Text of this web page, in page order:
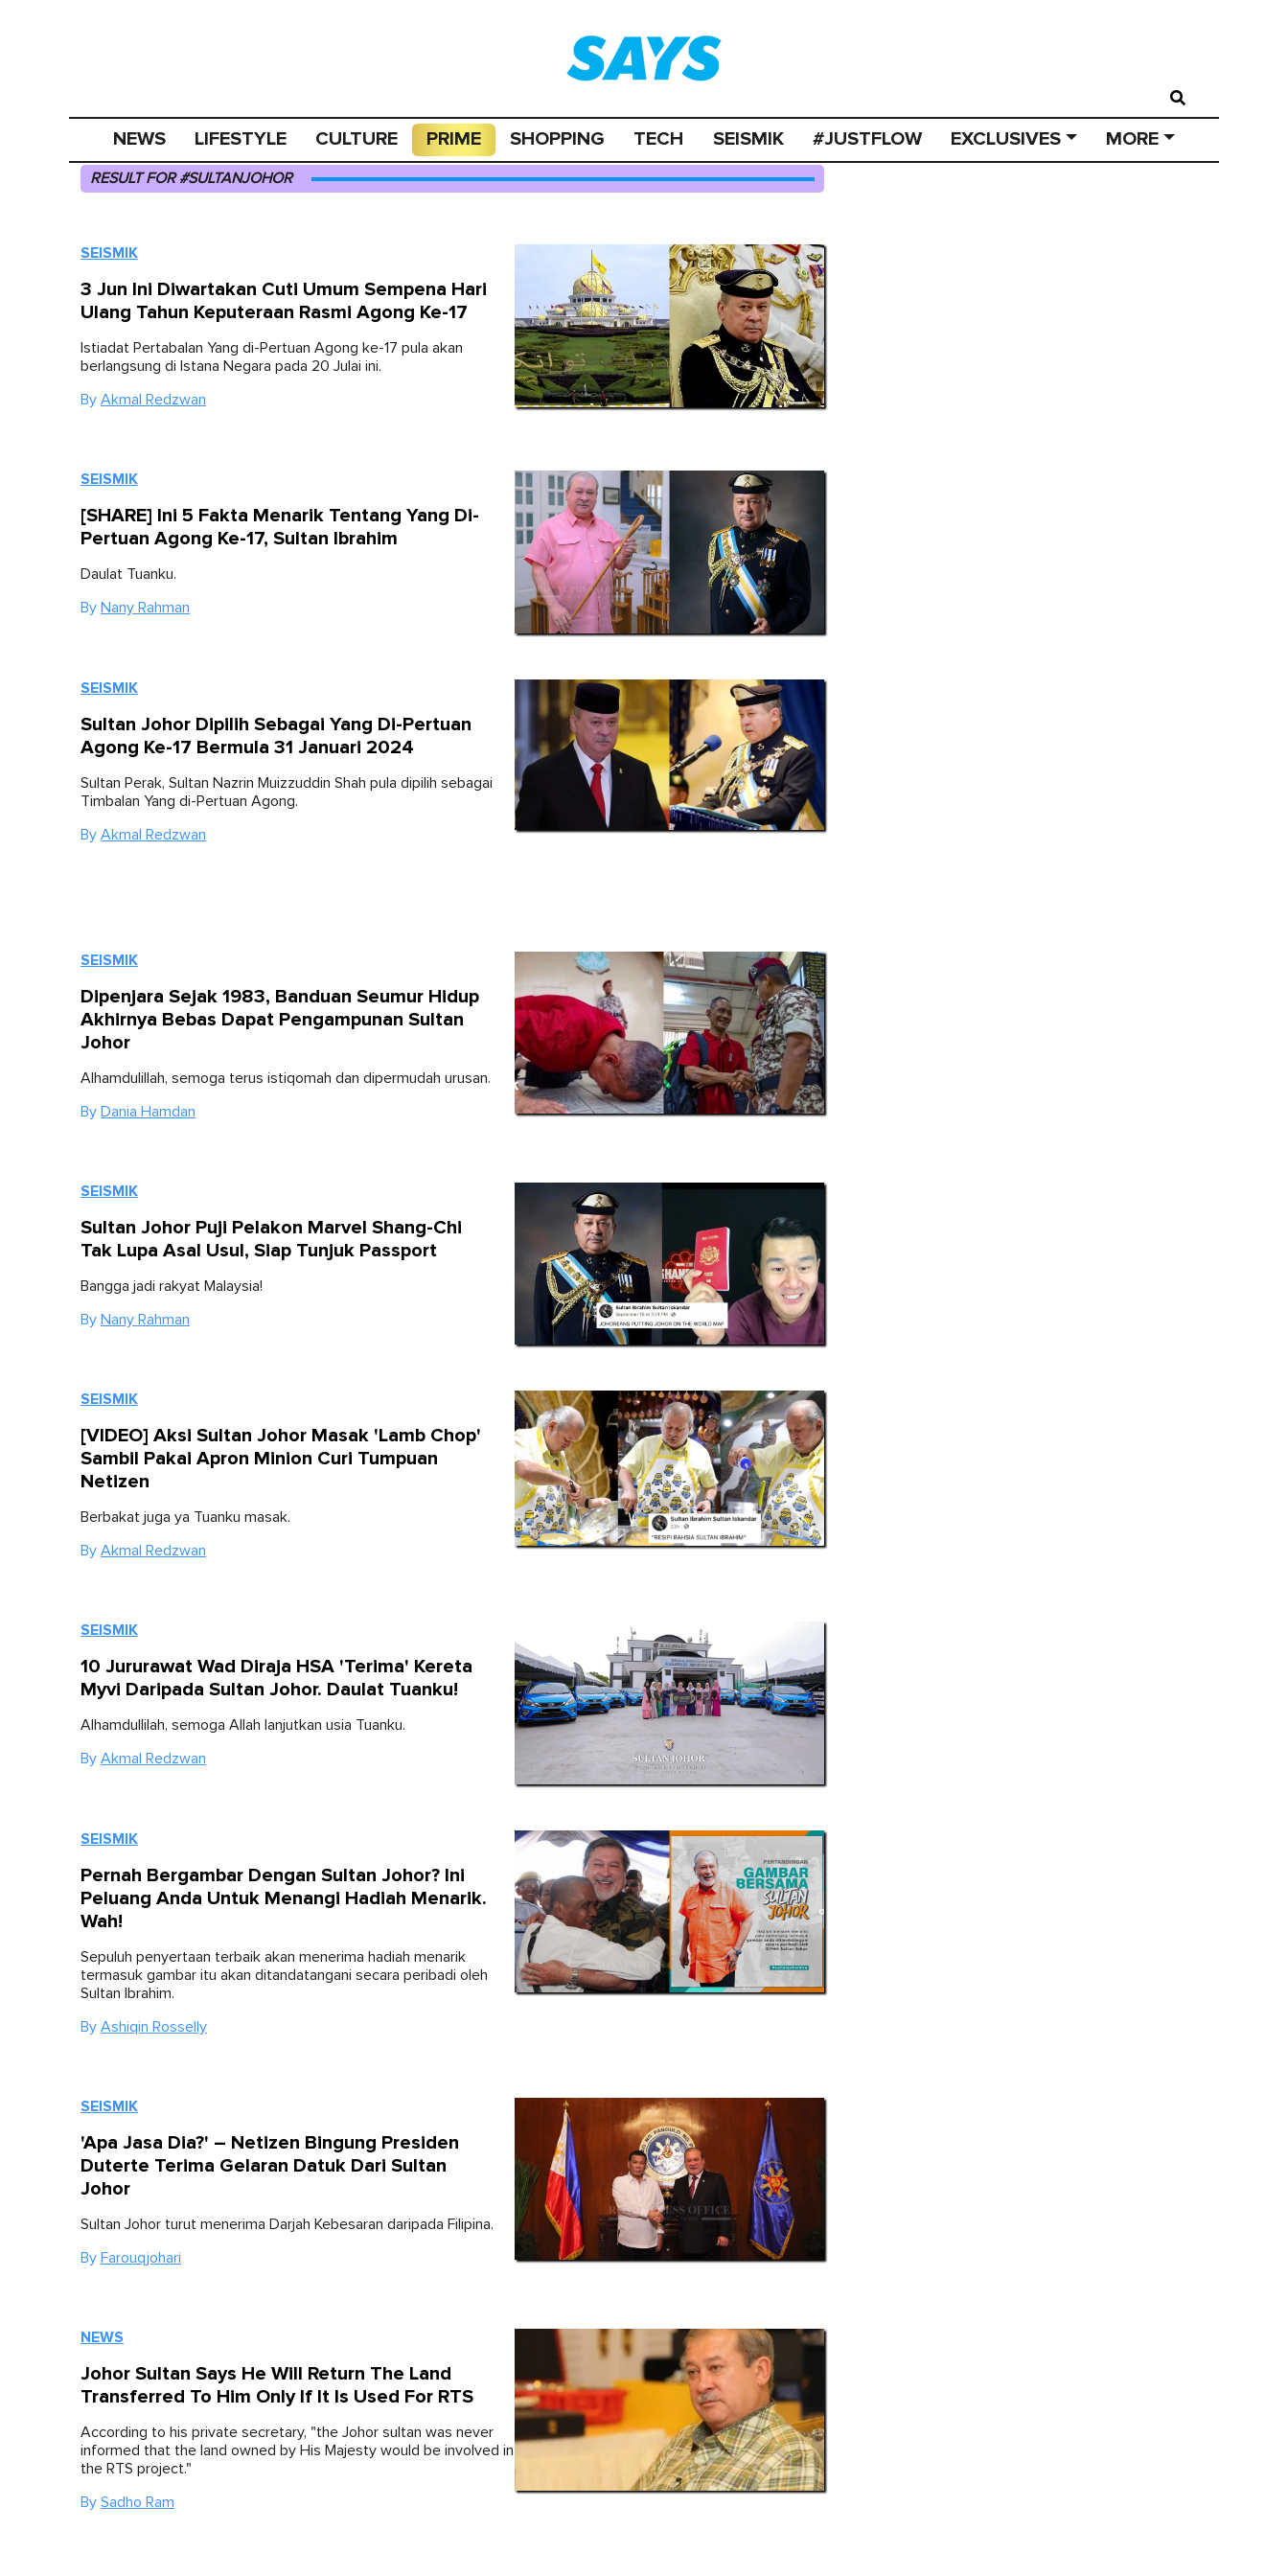
NEWS LIFESTYLE CULTURE PRIME SHOPPING TECH SEISMIK #JUSTFLOW EXCLUSIVES MORE
RESULT FOR #SULTANJOHOR
SEISMIK
3 Jun Ini Diwartakan Cuti Umum Sempena Hari
Ulang Tahun Keputeraan Rasmi Agong Ke-17
Istiadat Pertabalan Yang di-Pertuan Agong ke-17 pula akan
berlangsung di Istana Negara pada 20 Julai ini.
By Akmal Redzwan
SEISMIK
[SHARE] Ini 5 Fakta Menarik Tentang Yang Di-
Pertuan Agong Ke-17, Sultan Ibrahim
Daulat Tuanku.
By Nany Rahman
SEISMIK
Sultan Johor Dipilih Sebagai Yang Di-Pertuan
Agong Ke-17 Bermula 31 Januari 2024
Sultan Perak, Sultan Nazrin Muizzuddin Shah pula dipilih sebagai
Timbalan Yang di-Pertuan Agong.
By Akmal Redzwan
SEISMIK
Dipenjara Sejak 1983, Banduan Seumur Hidup
Akhirnya Bebas Dapat Pengampunan Sultan
Johor
Alhamdulillah, semoga terus istiqomah dan dipermudah urusan.
By Dania Hamdan
SEISMIK
Sultan Johor Puji Pelakon Marvel Shang-Chi
Tak Lupa Asal Usul, Siap Tunjuk Passport
Bangga jadi rakyat Malaysia!
By Nany Rahman
SEISMIK
[VIDEO] Aksi Sultan Johor Masak 'Lamb Chop'
Sambil Pakai Apron Minion Curi Tumpuan
Netizen
Berbakat juga ya Tuanku masak.
By Akmal Redzwan
SEISMIK
10 Jururawat Wad Diraja HSA 'Terima' Kereta
Myvi Daripada Sultan Johor. Daulat Tuanku!
Alhamdullilah, semoga Allah lanjutkan usia Tuanku.
By Akmal Redzwan
SEISMIK
Pernah Bergambar Dengan Sultan Johor? Ini
Peluang Anda Untuk Menangi Hadiah Menarik.
Wah!
Sepuluh penyertaan terbaik akan menerima hadiah menarik
termasuk gambar itu akan ditandatangani secara peribadi oleh
Sultan Ibrahim.
By Ashiqin Rosselly
SEISMIK
'Apa Jasa Dia?' – Netizen Bingung Presiden
Duterte Terima Gelaran Datuk Dari Sultan
Johor
Sultan Johor turut menerima Darjah Kebesaran daripada Filipina.
By Farouqjohari
NEWS
Johor Sultan Says He Will Return The Land
Transferred To Him Only If It Is Used For RTS
According to his private secretary, "the Johor sultan was never
informed that the land owned by His Majesty would be involved in
the RTS project."
By Sadho Ram